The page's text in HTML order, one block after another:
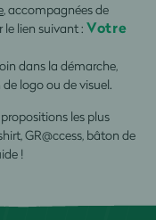
, accompagnées de
lien suivant : Votre
dans la démarche,
logo ou de visuel.
les plus
GR@ccess, bâton de
!